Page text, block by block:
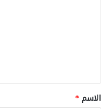
ق
*
الاسم *